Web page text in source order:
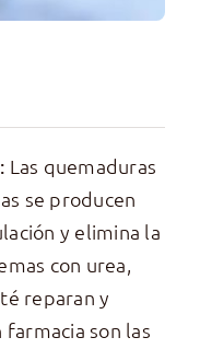
Las quemaduras
se producen
y elimina la
con urea,
reparan y
son las